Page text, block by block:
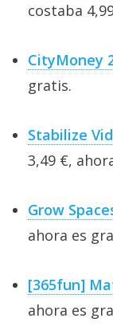
costaba
CityMoney
gratis.
Stabilize
3,49 €,
Grow
ahora es
[365fun]
ahora es